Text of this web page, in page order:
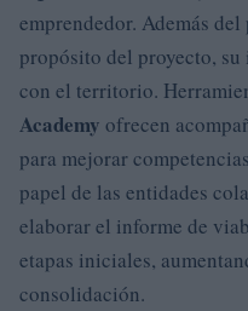
emprendedor. Además
propósito del proyecto,
con el territorio.
Academy ofrecen
para mejorar
papel de las entidades
elaborar el informe de
etapas iniciales,
consolidación.